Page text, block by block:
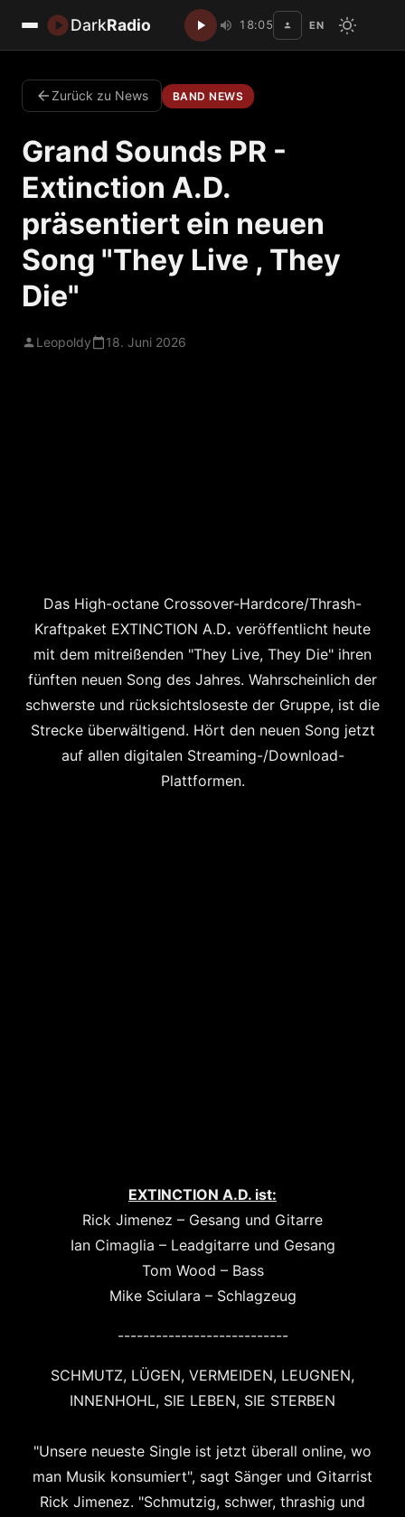
DarkRadio 18:05 EN
Zurück zu News BAND NEWS
Grand Sounds PR -
Extinction A.D.
präsentiert ein neuen
Song "They Live , They
Die"
Leopoldy 18. Juni 2026
Das High-octane Crossover-Hardcore/Thrash-
Kraftpaket EXTINCTION A.D. veröffentlicht heute
mit dem mitreißenden "They Live, They Die" ihren
fünften neuen Song des Jahres. Wahrscheinlich der
schwerste und rücksichtsloseste der Gruppe, ist die
Strecke überwältigend. Hört den neuen Song jetzt
auf allen digitalen Streaming-/Download-
Plattformen.
EXTINCTION A.D. ist:
Rick Jimenez – Gesang und Gitarre
Ian Cimaglia – Leadgitarre und Gesang
Tom Wood – Bass
Mike Sciulara – Schlagzeug
---------------------------
SCHMUTZ, LÜGEN, VERMEIDEN, LEUGNEN,
INNENHOHL, SIE LEBEN, SIE STERBEN
"Unsere neueste Single ist jetzt überall online, wo
man Musik konsumiert", sagt Sänger und Gitarrist
Rick Jimenez. "Schmutzig, schwer, thrashig und